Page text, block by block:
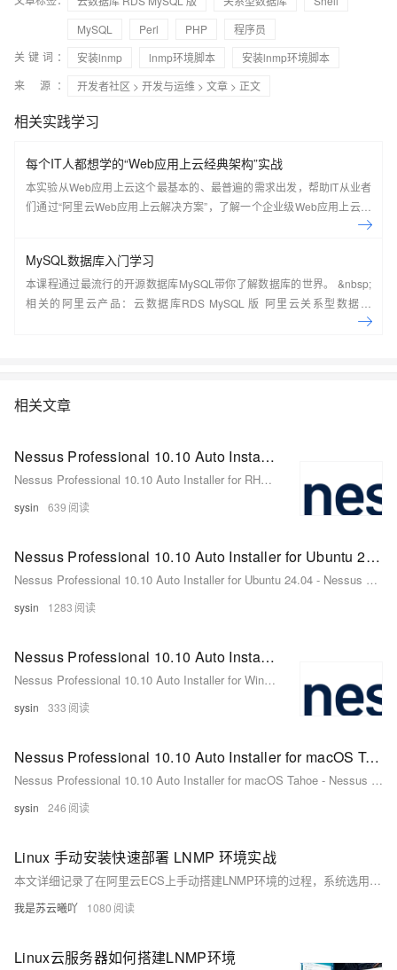
MySQL
Perl PHP
程序员
关键词：
安装lnmp lnmp环境脚本
安装lnmp环境脚本
来 源：
开发者社区 > 开发与运维 > 文章 > 正文
相关实践学习
每个IT人都想学的“Web应用上云经典架构”实战
本实验从Web应用上云这个最基本的、最普遍的需求出发，帮助IT从业者
们通过“阿里云Web应用上云解决方案”，了解一个企业级Web应用上云的
MySQL数据库入门学习
本课程通过最流行的开源数据库MySQL带你了解数据库的世界。 &nbsp;
相关的阿里云产品：云数据库RDS MySQL 版 阿里云关系型数据库
RDS（Relational Database Service）是一种稳定可靠、可弹性伸缩的在
相关文章
Nessus Professional 10.10 Auto Installer for RHEL 10, AlmaLinux 10, Rocky Linux 10 - Nessus 自动化安装程序
Nessus Professional 10.10 Auto Installer for RHEL 10, AlmaLinux 10, Rocky Linux 10 - Nessus 自动化安装程序
sysin 639
Nessus Professional 10.10 Auto Installer for Ubuntu 24.04 - Nessus 自动化安装程序
Nessus Professional 10.10 Auto Installer for Ubuntu 24.04 - Nessus 自动化安装程序
sysin 1283
Nessus Professional 10.10 Auto Installer for Windows - Nessus 自动化安装程序
Nessus Professional 10.10 Auto Installer for Windows - Nessus 自动化安装程序
sysin 333
Nessus Professional 10.10 Auto Installer for macOS Tahoe - Nessus 自动化安装程序
Nessus Professional 10.10 Auto Installer for macOS Tahoe - Nessus 自动化安装程序
sysin 246
Linux 手动安装快速部署 LNMP 环境实战
本文详细记录了在阿里云ECS上手动搭建LNMP环境的过程，系统选用Ubuntu 24.04。主要内容包括：1) 使用`apt`安装Nginx和MySQL，并更新软件源；2) 编译安装PHP 8.4.5，配置PHP-FPM及环境路径；3) 配置MySQL root用户密码；4) 调整Nginx支持PHP解析并测试整体环境。通过此过程，重现手动配置服务器的细节，帮助熟悉各组件的安装与协同工作。
我是苏云曦吖 1080
Linux云服务器如何搭建LNMP环境